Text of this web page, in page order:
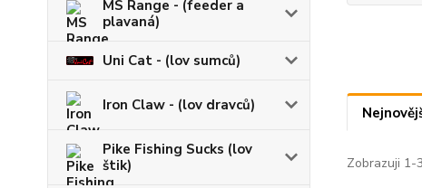
MS Range - (feeder a
plavaná)
Uni Cat - (lov sumců)
Iron Claw - (lov dravců)
Pike Fishing Sucks (lov
štik)
Zobrazuji 1-